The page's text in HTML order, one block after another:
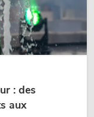
: des
aux